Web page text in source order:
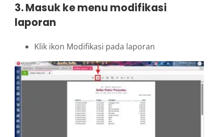
3. Masuk ke menu modifikasi
laporan
Klik ikon Modifikasi pada laporan